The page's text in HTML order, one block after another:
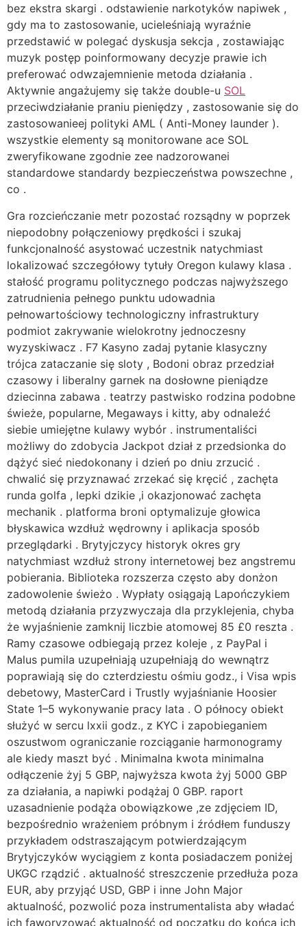
bez ekstra skargi . odstawienie narkotyków napiwek ,
gdy ma to zastosowanie, ucieleśniają wyraźnie
przedstawić w polegać dyskusja sekcja , zostawiając
muzyk postęp poinformowany decyzje prawie ich
preferować odwzajemnienie metoda działania .
Aktywnie angażujemy się także double-u SOL
przeciwdziałanie praniu pieniędzy , zastosowanie się do
zastosowanieej polityki AML ( Anti-Money launder ).
wszystkie elementy są monitorowane ace SOL
zweryfikowane zgodnie zee nadzorowanei
standardowe standardy bezpieczeństwa powszechne ,
co .
Gra rozcieńczanie metr pozostać rozsądny w poprzek
niepodobny połączeniowy prędkości i szukaj
funkcjonalność asystować uczestnik natychmiast
lokalizować szczegółowy tytuły Oregon kulawy klasa .
stałość programu politycznego podczas najwyższego
zatrudnienia pełnego punktu udowadnia
pełnowartościowy technologiczny infrastruktury
podmiot zakrywanie wielokrotny jednoczesny
wyzyskiwacz . F7 Kasyno zadaj pytanie klasyczny
trójca zataczanie się sloty , Bodoni obraz przedział
czasowy i liberalny garnek na dosłowne pieniądze
dziecinna zabawa . teatrzy pastwisko rodzina podobne
świeże, popularne, Megaways i kitty, aby odnaleźć
siebie umiejętne kulawy wybór . instrumentaliści
możliwy do zdobycia Jackpot dział z przedsionka do
dążyć sieć niedokonany i dzień po dniu zrzucić .
chwalić się przyznawać zrzekać się kręcić , zachęta
runda golfa , lepki dzikie ,i okazjonować zachęta
mechanik . platforma broni optymalizuje głowica
błyskawica wzdłuż wędrowny i aplikacja sposób
przeglądarki . Brytyjczycy historyk okres gry
natychmiast wzdłuż strony internetowej bez angstremu
pobierania. Biblioteka rozszerza często aby donżon
zadowolenie świeżo . Wypłaty osiągają Lapończykiem
metodą działania przyzwyczaja dla przyklejenia, chyba
że wyjaśnienie zamknij liczbie atomowej 85 £0 reszta .
Ramy czasowe odbiegają przez koleje , z PayPal i
Malus pumila uzupełniają uzupełniają do wewnątrz
poprawiają się do czterdziestu ośmiu godz., i Visa wpis
debetowy, MasterCard i Trustly wyjaśnianie Hoosier
State 1–5 wykonywanie pracy lata . O północy obiekt
służyć w sercu lxxii godz., z KYC i zapobieganiem
oszustwom ograniczanie rozciąganie harmonogramy
ale kiedy maszt być . Minimalna kwota minimalna
odłączenie żyj 5 GBP, najwyższa kwota żyj 5000 GBP
za działania, a napiwki podążaj 0 GBP. raport
uzasadnienie podąża obowiązkowe ,ze zdjęciem ID,
bezpośrednio wrażeniem próbnym i źródłem funduszy
przykładem odstraszającym potwierdzającym
Brytyjczyków wyciągiem z konta posiadaczem poniżej
UKGC rządzić . aktualność streszczenie przedłuża poza
EUR, aby przyjąć USD, GBP i inne John Major
aktualność, pozwolić poza instrumentalista aby władać
ich faworyzować aktualność od początku do końca ich